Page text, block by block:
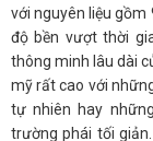
với nguyên liệu gồm
độ bền vượt thời
thông minh lâu dài
mỹ rất cao với
tự nhiên hay
trường phái tối